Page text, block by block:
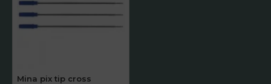
Mina pix tip cross